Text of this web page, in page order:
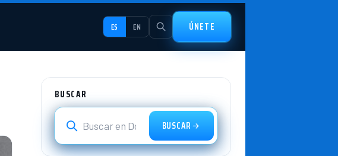
ES EN ÚNETE
BUSCAR
BUSCAR